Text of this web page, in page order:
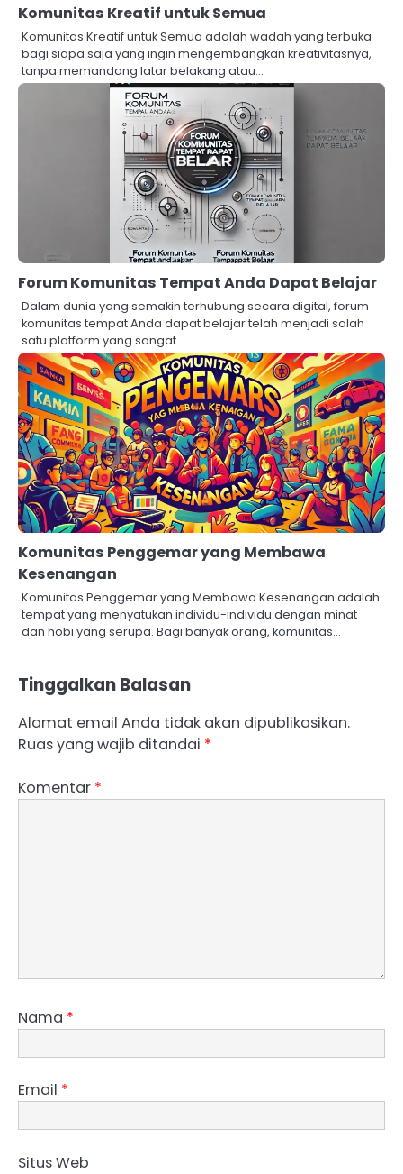
Komunitas Kreatif untuk Semua
Komunitas Kreatif untuk Semua adalah wadah yang terbuka
bagi siapa saja yang ingin mengembangkan kreativitasnya,
tanpa memandang latar belakang atau…
Forum Komunitas Tempat Anda Dapat Belajar
Dalam dunia yang semakin terhubung secara digital, forum
komunitas tempat Anda dapat belajar telah menjadi salah
satu platform yang sangat…
Komunitas Penggemar yang Membawa
Kesenangan
Komunitas Penggemar yang Membawa Kesenangan adalah
tempat yang menyatukan individu-individu dengan minat
dan hobi yang serupa. Bagi banyak orang, komunitas…
Tinggalkan Balasan
Alamat email Anda tidak akan dipublikasikan.
Ruas yang wajib ditandai *
Komentar *
Nama *
Email *
Situs Web